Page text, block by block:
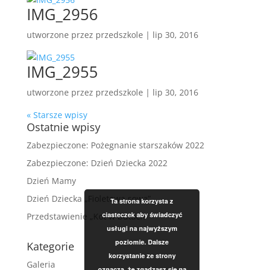
IMG_2956
utworzone przez przedszkole | lip 30, 2016
IMG_2955
utworzone przez przedszkole | lip 30, 2016
« Starsze wpisy
Ostatnie wpisy
Zabezpieczone: Pożegnanie starszaków 2022
Zabezpieczone: Dzień Dziecka 2022
Dzień Mamy
Dzień Dziecka „Fioletowa sowa”
Przedstawienie „Kot w butach”
Kategorie
Galeria
Ta strona korzysta z
ciasteczek aby świadczyć
usługi na najwyższym
poziomie. Dalsze
korzystanie ze strony